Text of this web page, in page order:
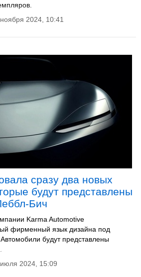
2024, 10:41
сразу два новых
будут представлены
Бич
Karma Automotive
фирменный язык дизайна под
будут представлены
2024, 15:09